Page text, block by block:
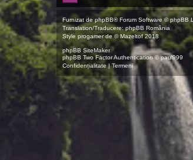
Furnizat dephpBB® Forum Software © phpBB
Translation/Traducere:phpBB România
Style progamerde ©Mazeltof2018
phpBB SiteMaker
phpBB Two Factor Authentication ©paul999
Confidențialitate|Termeni